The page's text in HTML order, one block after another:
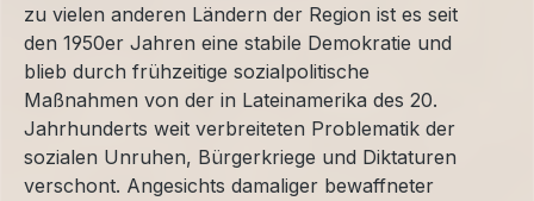
zu vielen anderen Ländern der Region ist es seit
den 1950er Jahren eine stabile Demokratie und
blieb durch frühzeitige sozialpolitische
Maßnahmen von der in Lateinamerika des 20.
Jahrhunderts weit verbreiteten Problematik der
sozialen Unruhen, Bürgerkriege und Diktaturen
verschont. Angesichts damaliger bewaffneter